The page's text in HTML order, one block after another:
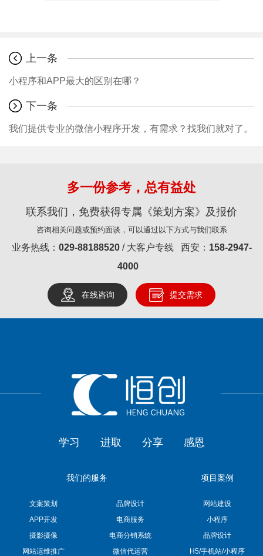
上一条
小程序和APP最大的区别在哪？
下一条
我们提供专业的微信小程序开发，有需求？找我们就对了。
多一份参考，总有益处
联系我们，免费获得专属《策划方案》及报价
咨询相关问题或预约面谈，可以通过以下方式与我们联系
业务热线： 029-88188520/ 大客户专线 西安： 158-2947-
4000
在线咨询 提交需求
学习 进取 分享 感恩
我们的服务
文案策划
品牌设计
APP开发
电商服务
摄影摄像
电商分销系统
网站运维推广
微信代运营
项目案例
网站建设
小程序
品牌设计
H5/手机站/小程序